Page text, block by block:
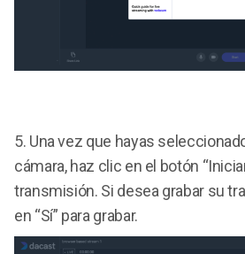
5. Una vez que hayas
cámara, haz clic en el botón
transmisión. Si desea grabar su
en “Sí” para grabar.